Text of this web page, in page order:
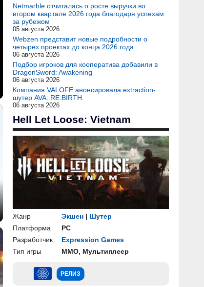
Netmarble отчиталась о росте выручки во
втором квартале 2026 года благодаря успехам
за рубежом
05 августа 2026
Webzen представит новые подробности о
четырех проектах до конца 2026 года
06 августа 2026
Подбор игроков для кооператива добавили в
DragonSword: Awakening
06 августа 2026
Компания VALOFE анонсировала extraction-
шутер AVA: RE:BIRTH
06 августа 2026
Hell Let Loose: Vietnam
Жанр Экшен | Шутер
Платформа
PC
Разработчик
Expression Games
Тип игры
ММО, Мультиплеер
РЕЛИЗ